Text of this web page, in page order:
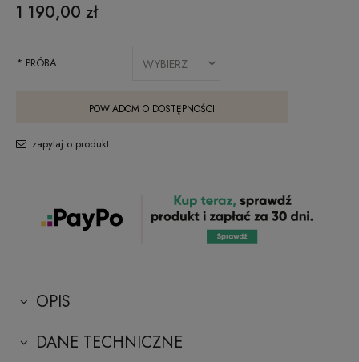
1 190,00 zł
* PRÓBA:
POWIADOM O DOSTĘPNOŚCI
zapytaj o produkt
OPIS
DANE TECHNICZNE